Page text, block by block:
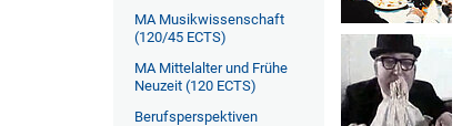
MA Musikwissenschaft
(120/45 ECTS)
MA Mittelalter und Frühe
Neuzeit (120 ECTS)
Berufsperspektiven